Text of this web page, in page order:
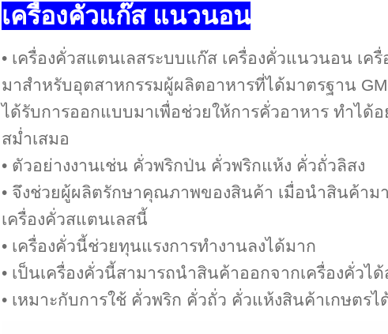
เครื่องคั่วแก๊ส แนวนอน
• เครื่องคั่วสแตนเลสระบบแก๊ส เครื่องคั่วแนวนอน เค
มาสำหรับอุตสาหกรรมผู้ผลิตอาหารที่ได้มาตรฐาน
ได้รับการออกแบบมาเพื่อช่วยให้การคั่วอาหาร ทำได้อ
สม่ำเสมอ
• ตัวอย่างงานเช่น คั่วพริกป่น คั่วพริกแห้ง คั่วถั่วลิสง
• จึงช่วยผู้ผลิตรักษาคุณภาพของสินค้า เมื่อนำสินค้าม
เครื่องคั่วสแตนเลสนี้
• เครื่องคั่วนี้ช่วยทุนแรงการทำงานลงได้มาก
• เป็นเครื่องคั่วนี้สามารถนำสินค้าออกจากเครื่องคั่วไ
• เหมาะกับการใช้ คั่วพริก คั่วถั่ว คั่วแห้งสินค้าเกษตร